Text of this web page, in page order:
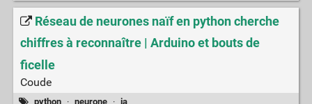
Réseau de neurones naïf en python cherche
chiffres à reconnaître | Arduino et bouts de
ficelle
Coude
python · neurone · ia